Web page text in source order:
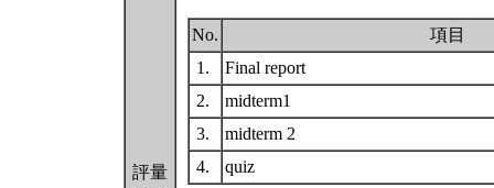
評量
No.
項目
1.
Final report
2.
midterm1
3.
midterm 2
4.
quiz